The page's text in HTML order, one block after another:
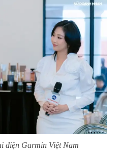
diện Garmin Việt Nam